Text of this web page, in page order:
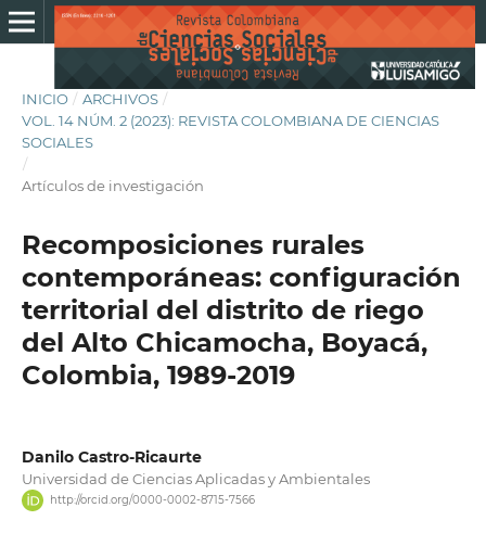
INICIO / ARCHIVOS /
VOL. 14 NÚM. 2 (2023): REVISTA COLOMBIANA DE CIENCIAS
SOCIALES
/
Artículos de investigación
Recomposiciones rurales
contemporáneas: configuración
territorial del distrito de riego
del Alto Chicamocha, Boyacá,
Colombia, 1989-2019
Danilo Castro-Ricaurte
Universidad de Ciencias Aplicadas y Ambientales
http://orcid.org/0000-0002-8715-7566